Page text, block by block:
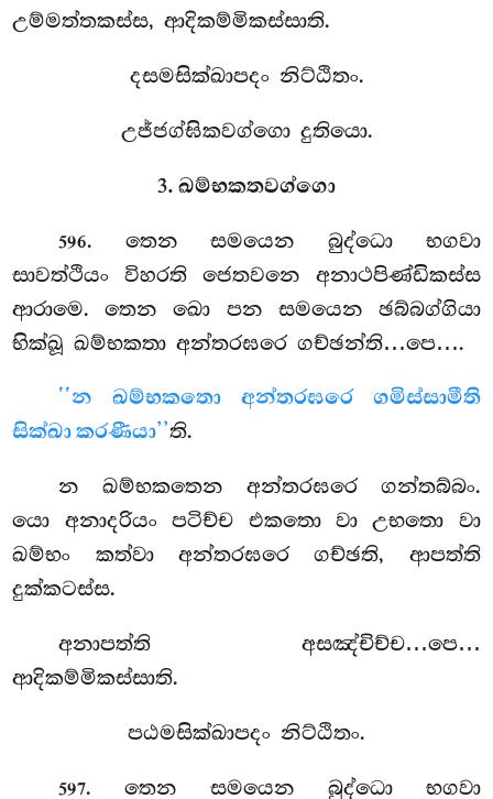
උම්මත්තකස්ස, ආදිකම්මිකස්සාති.
දසමසික්ඛාපදං නිට්ඨිතං.
උජ්ජග්ඝිකවග්ගො දුතියො.
3. ඛම්භකතවග්ගො
596. තෙනසමයෙන බුද්ධො භගවා
සාවත්ථියං විහරති ජෙතවනෙ අනාථපිණ්ඩිකස්ස
ආරාමෙ. තෙන ඛො පන සමයෙන ඡබ්බග්ගියා
භික්ඛූ ඛම්භකතා අන්තරඝරෙ ගච්ඡන්ති…පෙ….
‘‘න ඛම්භකතො අන්තරඝරෙ ගමිස්සාමීති
සික්ඛා කරණීයා’’ති.
න ඛම්භකතෙන අන්තරඝරෙ ගන්තබ්බං.
යො අනාදරියං පටිච්ච එකතො වා උභතො වා
ඛම්භං කත්වා අන්තරඝරෙ ගච්ඡති, ආපත්ති
දුක්කටස්ස.
අනාපත්ති අසඤ්චිච්ච…පෙ…
ආදිකම්මිකස්සාති.
පඨමසික්ඛාපදං නිට්ඨිතං.
597. තෙන සමයෙන බුද්ධො භගවා